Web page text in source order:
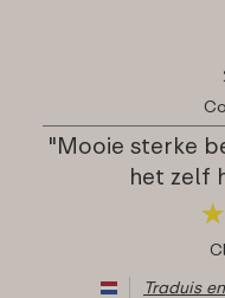
"Mooie sterke
het zelf
★
★
Traduis